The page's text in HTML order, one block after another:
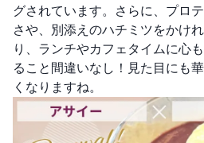
グされています。さらに、プロ
さや、別添えのハチミツをかけ
り、ランチやカフェタイムに心
ること間違いなし！見た目にも
くなりますね。